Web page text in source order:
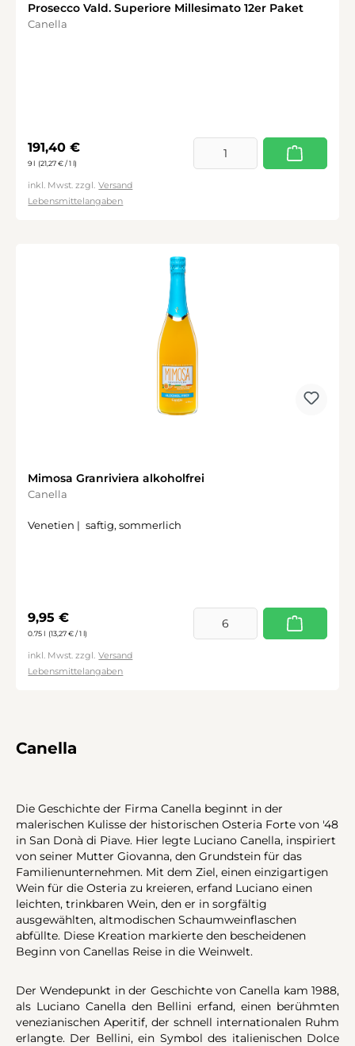
Prosecco Vald. Superiore Millesimato 12er Paket
Canella
Regulärer Preis:
191,40 €
9 l (21,27 € / 1 l)
inkl. Mwst. zzgl. Versand
Lebensmittelangaben
Mimosa Granriviera alkoholfrei
Canella
Venetien | saftig, sommerlich
Regulärer Preis:
9,95 €
0.75 l (13,27 € / 1 l)
inkl. Mwst. zzgl. Versand
Lebensmittelangaben
Canella
Die Geschichte der Firma Canella beginnt in der
malerischen Kulisse der historischen Osteria Forte von '48
in San Donà di Piave. Hier legte Luciano Canella, inspiriert
von seiner Mutter Giovanna, den Grundstein für das
Familienunternehmen. Mit dem Ziel, einen einzigartigen
Wein für die Osteria zu kreieren, erfand Luciano einen
leichten, trinkbaren Wein, den er in sorgfältig
ausgewählten, altmodischen Schaumweinflaschen
abfüllte. Diese Kreation markierte den bescheidenen
Beginn von Canellas Reise in die Weinwelt.
Der Wendepunkt in der Geschichte von Canella kam 1988,
als Luciano Canella den Bellini erfand, einen berühmten
venezianischen Aperitif, der schnell internationalen Ruhm
erlangte. Der Bellini, ein Symbol des italienischen Dolce